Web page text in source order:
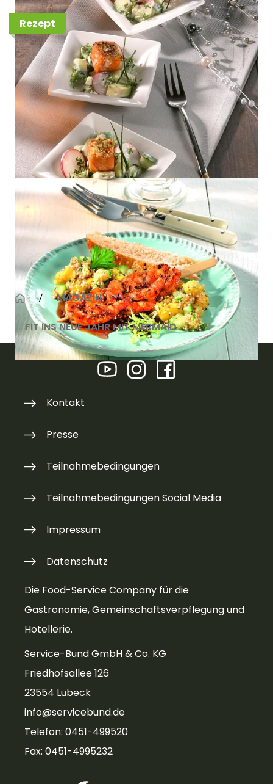
Rezept
Marinierter Mermaid
Garnelenspieß auf Quinoa-
Salat mit Mango, Gurke und
Koriander
MAGAZIN
FIT INS NEUE JAHR MIT MERMAID
Die Food-Service Company für die
Gastronomie, Gemeinschaftsverpflegung und
Hotellerie.
Service-Bund GmbH & Co. KG
Friedhofsallee 126
23554 Lübeck
info@servicebund.de
Telefon: 0451-499520
Fax: 0451-4995232
Kontakt
Presse
Teilnahmebedingungen
Teilnahmebedingungen Social Media
Impressum
Datenschutz